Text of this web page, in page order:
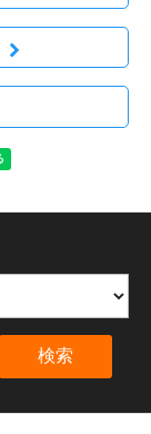
検索